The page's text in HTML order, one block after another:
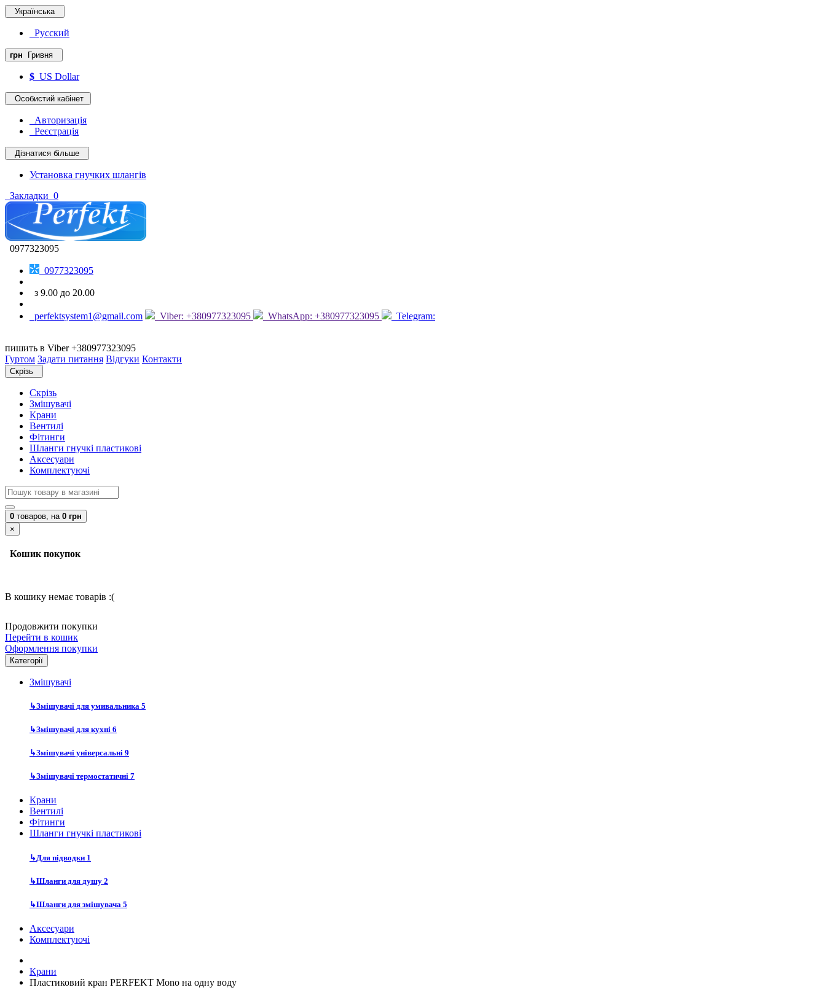
Українська
Русский
грн Гривня
$ US Dollar
Особистий кабінет
Авторизація
Реєстрація
Дізнатися більше
Установка гнучких шлангів
Закладки 0
0977323095
0977323095
з 9.00 до 20.00
perfektsystem1@gmail.com Viber: +380977323095 WhatsApp: +380977323095 Telegram:
пишить в Viber +380977323095
Гуртом Задати питання Відгуки Контакти
Скрізь
Скрізь
Змішувачі
Крани
Вентилі
Фітинги
Шланги гнучкі пластикові
Аксесуари
Комплектуючі
0 товаров, на 0 грн
×
Кошик покупок
В кошику немає товарів :(
Продовжити покупки
Перейти в кошик
Оформлення покупки
Категорії
Змішувачі
↳Змішувачі для умивальника 5
↳Змішувачі для кухні 6
↳Змішувачі універсальні 9
↳Змішувачі термостатичні 7
Крани
Вентилі
Фітинги
Шланги гнучкі пластикові
↳Для підводки 1
↳Шланги для душу 2
↳Шланги для змішувача 5
Аксесуари
Комплектуючі
Крани
Пластиковий кран PERFEKT Mono на одну воду